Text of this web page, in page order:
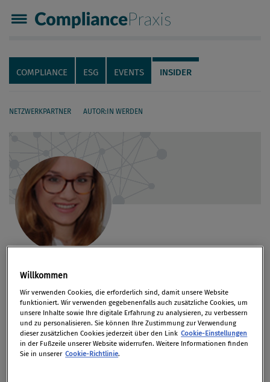
Compliance Praxis
Servicenavigation
Navigation
COMPLIANCE ESG EVENTS INSIDER
NETZWERKPARTNER AUTOR:IN WERDEN
Alexandra Rech
Artikel auf Xing teilen
Artikel auf linkedIn teilen
Artikel auf Facebook teilen
Artikellink kopieren
Artikel per Mail teilen
Vita
Willkommen
Wir verwenden Cookies, die erforderlich sind, damit unsere Website
funktioniert. Wir verwenden gegebenenfalls auch zusätzliche Cookies, um
unsere Inhalte sowie Ihre digitale Erfahrung zu analysieren, zu verbessern
und zu personalisieren. Sie können Ihre Zustimmung zur Verwendung
dieser zusätzlichen Cookies jederzeit über den Link Cookie-Einstellungen
in der Fußzeile unserer Website widerrufen. Weitere Informationen finden
Sie in unserer Cookie-Richtlinie.